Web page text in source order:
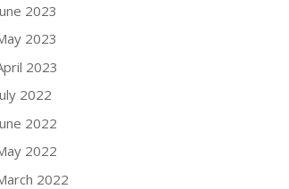
2023
2023
2023
2022
2022
2022
2022